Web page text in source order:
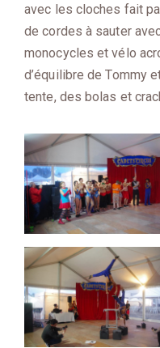
avec les cloches fait
de cordes à sauter
monocycles et vélo
d’équilibre de Tommy
tente, des bolas et